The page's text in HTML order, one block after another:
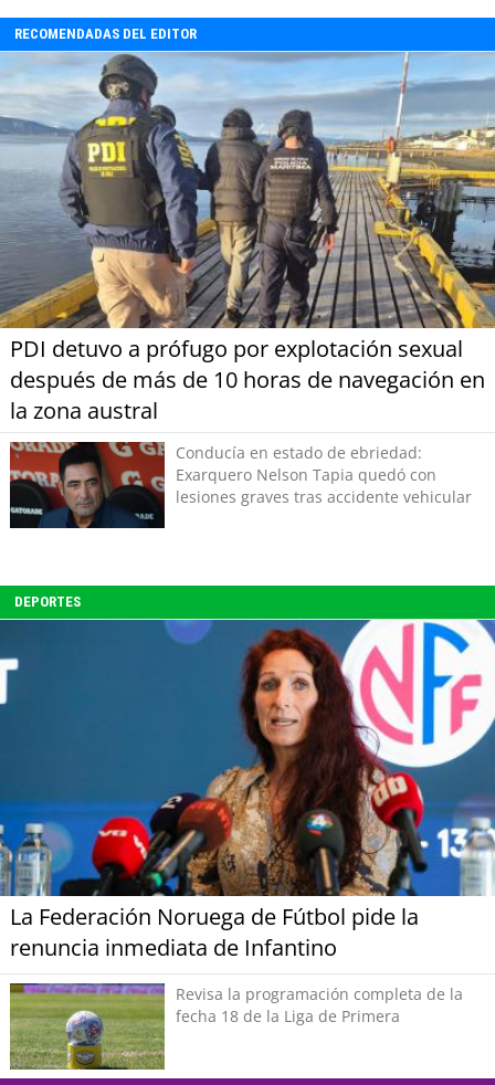
RECOMENDADAS DEL EDITOR
PDI detuvo a prófugo por explotación sexual
después de más de 10 horas de navegación en
la zona austral
Conducía en estado de ebriedad:
Exarquero Nelson Tapia quedó con
lesiones graves tras accidente vehicular
DEPORTES
La Federación Noruega de Fútbol pide la
renuncia inmediata de Infantino
Revisa la programación completa de la
fecha 18 de la Liga de Primera